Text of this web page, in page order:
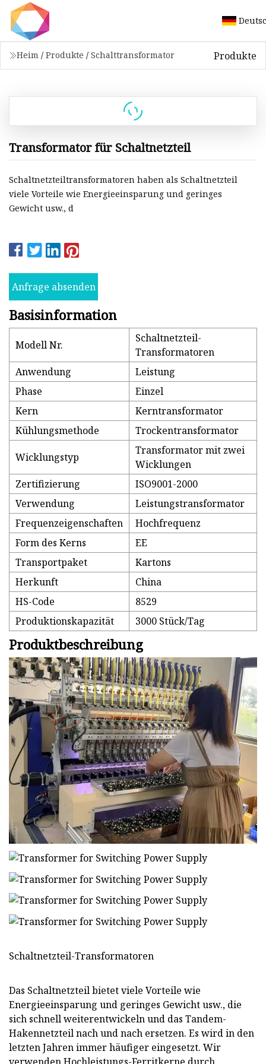
Heim / Produkte / Schalttransformator Produkte
Transformator für Schaltnetzteil
Schaltnetzteiltransformatoren haben als Schaltnetzteil
viele Vorteile wie Energieeinsparung und geringes
Gewicht usw., d
Anfrage absenden
Basisinformation
Modell Nr.
Schaltnetzteil-
Transformatoren
Anwendung
Leistung
Phase
Einzel
Kern
Kerntransformator
Kühlungsmethode
Trockentransformator
Wicklungstyp
Transformator mit zwei
Wicklungen
Zertifizierung
ISO9001-2000
Verwendung
Leistungstransformator
Frequenzeigenschaften
Hochfrequenz
Form des Kerns
EE
Transportpaket
Kartons
Herkunft
China
HS-Code
8529
Produktionskapazität
3000 Stück/Tag
Produktbeschreibung
Schaltnetzteil-Transformatoren
Das Schaltnetzteil bietet viele Vorteile wie
Energieeinsparung und geringes Gewicht usw., die
sich schnell weiterentwickeln und das Tandem-
Hakennetzteil nach und nach ersetzen. Es wird in den
letzten Jahren immer häufiger eingesetzt. Wir